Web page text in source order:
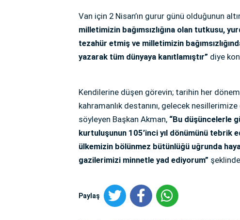
Van için 2 Nisan’ın gurur günü olduğunun
milletimizin bağımsızlığına olan tutkusu,
tezahür etmiş ve milletimizin
yazarak tüm dünyaya kanıtlamıştır” diye
Kendilerine düşen görevin; tarihin her
kahramanlık destanını, gelecek
söyleyen Başkan Akman, “Bu düşüncelerle
kurtuluşunun 105’inci yıl dönümünü tebrik
ülkemizin bölünmez bütünlüğü uğrunda
gazilerimizi minnetle yad ediyorum”
Paylaş